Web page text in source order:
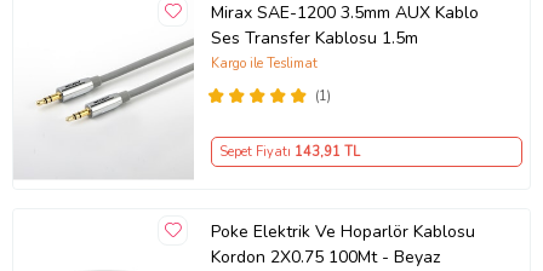
Mirax SAE-1200 3.5mm AUX Kablo
Ses Transfer Kablosu 1.5m
(1)
Kargo ile Teslimat
Sepet Fiyatı 143,91 TL
Poke Elektrik Ve Hoparlör Kablosu
Kordon 2X0.75 100Mt - Beyaz